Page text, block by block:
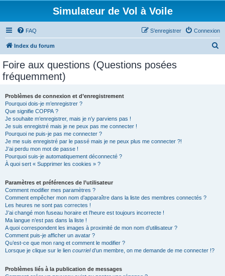
Simulateur de Vol à Voile
FAQ Connexion
S’enregistrer
Index du forum
Foire aux questions (Questions posées
fréquemment)
Problèmes de connexion et d’enregistrement
Pourquoi dois-je m’enregistrer ?
Que signifie COPPA ?
Je souhaite m’enregistrer, mais je n’y parviens pas !
Je suis enregistré mais je ne peux pas me connecter !
Pourquoi ne puis-je pas me connecter ?
Je me suis enregistré par le passé mais je ne peux plus me connecter ?!
J’ai perdu mon mot de passe !
Pourquoi suis-je automatiquement déconnecté ?
À quoi sert « Supprimer les cookies » ?
Paramètres et préférences de l’utilisateur
Comment modifier mes paramètres ?
Comment empêcher mon nom d’apparaître dans la liste des membres connectés ?
Les heures ne sont pas correctes !
J’ai changé mon fuseau horaire et l’heure est toujours incorrecte !
Ma langue n’est pas dans la liste !
A quoi correspondent les images à proximité de mon nom d’utilisateur ?
Comment puis-je afficher un avatar ?
Qu’est-ce que mon rang et comment le modifier ?
Lorsque je clique sur le lien courrield’un membre, on me demande de me connecter !?
Problèmes liés à la publication de messages